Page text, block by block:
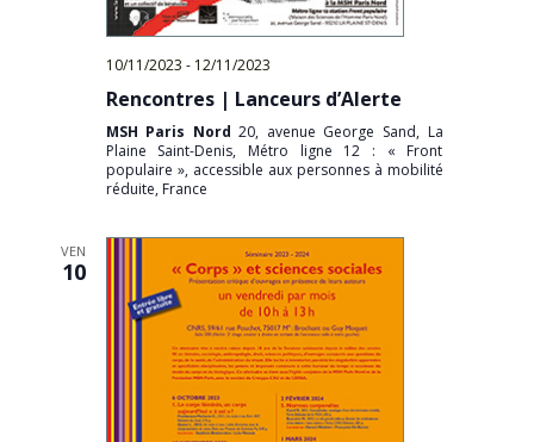
10/11/2023 - 12/11/2023
Rencontres | Lanceurs d’Alerte
MSH Paris Nord20, avenue George Sand, La
Plaine Saint-Denis, Métro ligne 12 : « Front
populaire », accessible aux personnes à mobilité
réduite, France
VEN
10